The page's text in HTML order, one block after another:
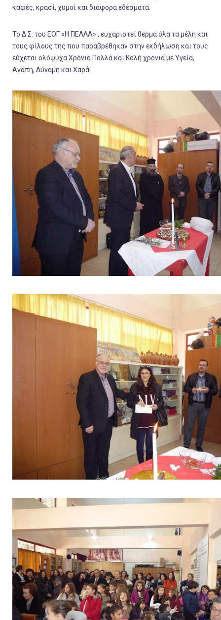
καφές, κρασί, χυμοί και διάφορα εδέσματα.
Το Δ.Σ. του ΕΟΓ «Η ΠΕΛΛΑ» , ευχαριστεί θερμά όλα τα μέλη και
τους φίλους της που παραβρέθηκαν στην εκδήλωση και τους
εύχεται ολόψυχα Χρόνια Πολλά και Καλή χρονιά με Υγεία,
Αγάπη, Δύναμη και Χαρά!